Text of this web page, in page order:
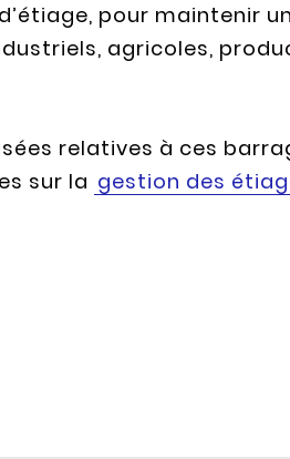
pour maintenir
agricoles,
relatives à ces
sur la gestion des